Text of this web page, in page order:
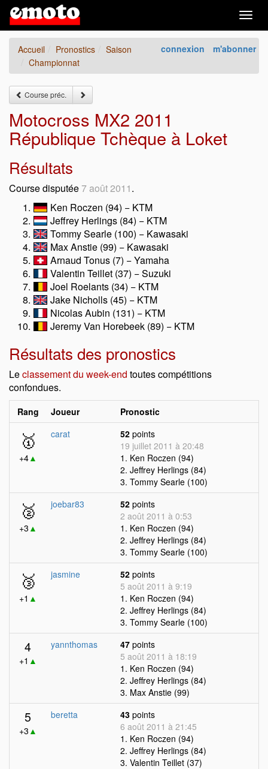
connexion m'abonner
Accueil Pronostics
Saison
Championnat
Course préc.
Motocross MX2 2011
République Tchèque à Loket
Résultats
Course disputée7 août 2011.
Ken Roczen (94) − KTM
Jeffrey Herlings (84) − KTM
Tommy Searle (100) − Kawasaki
Max Anstie (99) − Kawasaki
Arnaud Tonus (7) − Yamaha
Valentin Teillet (37) − Suzuki
Joel Roelants (34) − KTM
Jake Nicholls (45) − KTM
Nicolas Aubin (131) − KTM
Jeremy Van Horebeek (89) − KTM
Résultats des pronostics
Leclassement du week-end toutes compétitions
confondues.
Rang Joueur Pronostic
🥇
+4▲
carat 52 points
19 juillet 2011 à 20:48
1. Ken Roczen (94)
2. Jeffrey Herlings (84)
3. Tommy Searle (100)
🥈
+3 ▲
joebar83 52 points
2 août 2011 à 0:53
1. Ken Roczen (94)
2. Jeffrey Herlings (84)
3. Tommy Searle (100)
🥉
+1 ▲
jasmine 52 points
5 août 2011 à 9:19
1. Ken Roczen (94)
2. Jeffrey Herlings (84)
3. Tommy Searle (100)
4
+1 ▲
yannthomas 47 points
5 août 2011 à 18:19
1. Ken Roczen (94)
2. Jeffrey Herlings (84)
3. Max Anstie (99)
5
+3 ▲
beretta 43 points
6 août 2011 à 21:45
1. Ken Roczen (94)
2. Jeffrey Herlings (84)
3. Valentin Teillet (37)